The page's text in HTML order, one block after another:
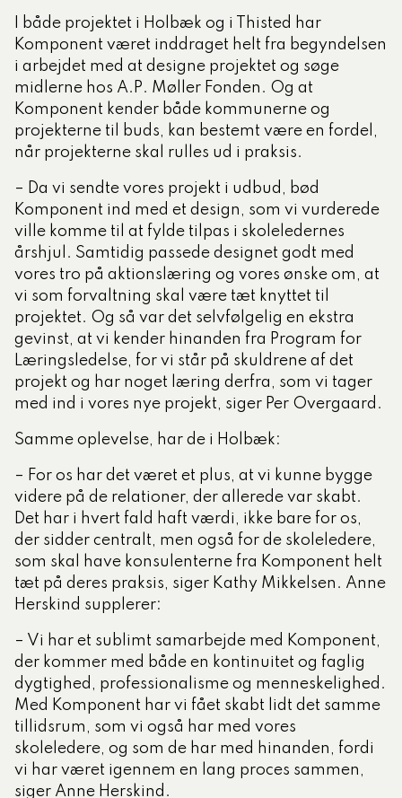
I både projektet i Holbæk og i Thisted har
Komponent været inddraget helt fra begyndelsen
i arbejdet med at designe projektet og søge
midlerne hos A.P. Møller Fonden. Og at
Komponent kender både kommunerne og
projekterne til buds, kan bestemt være en fordel,
når projekterne skal rulles ud i praksis.
– Da vi sendte vores projekt i udbud, bød
Komponent ind med et design, som vi vurderede
ville komme til at fylde tilpas i skoleledernes
årshjul. Samtidig passede designet godt med
vores tro på aktionslæring og vores ønske om, at
vi som forvaltning skal være tæt knyttet til
projektet. Og så var det selvfølgelig en ekstra
gevinst, at vi kender hinanden fra Program for
Læringsledelse, for vi står på skuldrene af det
projekt og har noget læring derfra, som vi tager
med ind i vores nye projekt, siger Per Overgaard.
Samme oplevelse, har de i Holbæk:
– For os har det været et plus, at vi kunne bygge
videre på de relationer, der allerede var skabt.
Det har i hvert fald haft værdi, ikke bare for os,
der sidder centralt, men også for de skoleledere,
som skal have konsulenterne fra Komponent helt
tæt på deres praksis, siger Kathy Mikkelsen. Anne
Herskind supplerer:
– Vi har et sublimt samarbejde med Komponent,
der kommer med både en kontinuitet og faglig
dygtighed, professionalisme og menneskelighed.
Med Komponent har vi fået skabt lidt det samme
tillidsrum, som vi også har med vores
skoleledere, og som de har med hinanden, fordi
vi har været igennem en lang proces sammen,
siger Anne Herskind.